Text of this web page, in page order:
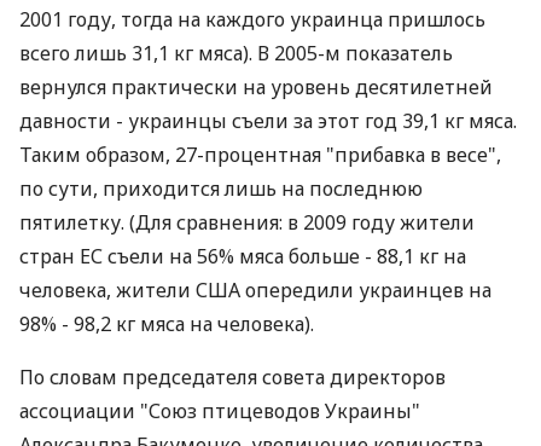
2001 году, тогда на каждого украинца пришлось
всего лишь 31,1 кг мяса). В 2005-м показатель
вернулся практически на уровень десятилетней
давности - украинцы съели за этот год 39,1 кг мяса.
Таким образом, 27-процентная "прибавка в весе",
по сути, приходится лишь на последнюю
пятилетку. (Для сравнения: в 2009 году жители
стран ЕС съели на 56% мяса больше - 88,1 кг на
человека, жители США опередили украинцев на
98% - 98,2 кг мяса на человека).
По словам председателя совета директоров
ассоциации "Союз птицеводов Украины"